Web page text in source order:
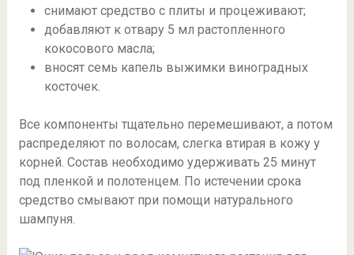
снимают средство с плиты и процеживают;
добавляют к отвару 5 мл растопленного
кокосового масла;
вносят семь капель выжимки виноградных
косточек.
Все компоненты тщательно перемешивают, а потом
распределяют по волосам, слегка втирая в кожу у
корней. Состав необходимо удерживать 25 минут
под пленкой и полотенцем. По истечении срока
средство смывают при помощи натурального
шампуня.